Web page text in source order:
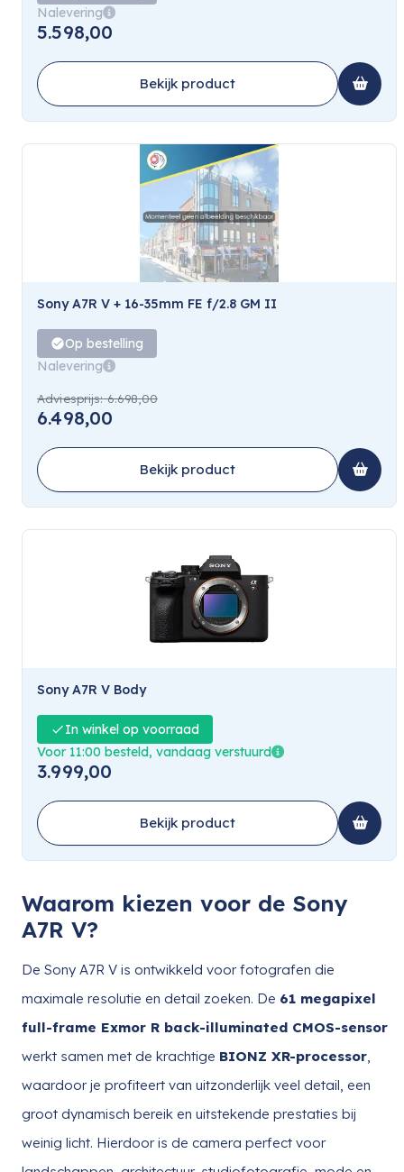
Nalevering
5.598,00
Bekijk product
Sony A7R V + 16-35mm FE f/2.8 GM II
Op bestelling
Nalevering
Adviesprijs: 6.698,00
6.498,00
Bekijk product
Sony A7R V Body
In winkel op voorraad
Voor 11:00 besteld, vandaag verstuurd
3.999,00
Bekijk product
Waarom kiezen voor de Sony
A7R V?
De Sony A7R V is ontwikkeld voor fotografen die
maximale resolutie en detail zoeken. De 61 megapixel
full-frame Exmor R back-illuminated CMOS-sensor
werkt samen met de krachtige BIONZ XR-processor
waardoor je profiteert van uitzonderlijk veel detail, een
groot dynamisch bereik en uitstekende prestaties bij
weinig licht. Hierdoor is de camera perfect voor